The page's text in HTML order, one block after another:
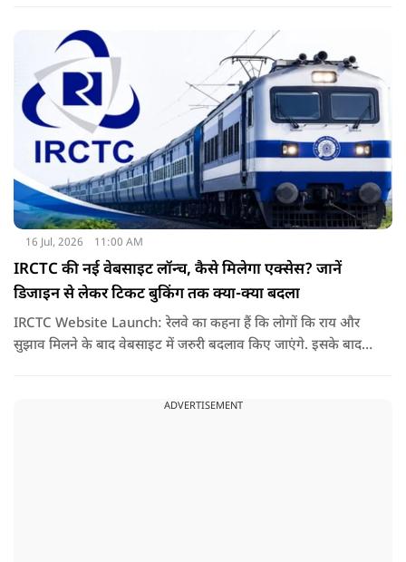
16 Jul, 2026 11:00 AM
IRCTC की नई वेबसाइट लॉन्च, कैसे मिलेगा एक्सेस? जानें
डिजाइन से लेकर टिकट बुकिंग तक क्या-क्या बदला
IRCTC Website Launch: रेलवे का कहना हैं कि लोगों कि राय और
सुझाव मिलने के बाद वेबसाइट में जरुरी बदलाव किए जाएंगे. इसके बाद
बुकिंग को पहले से ज्यादा आसान तेज और बिना परेशानी वाला बनाना हैं.
ADVERTISEMENT